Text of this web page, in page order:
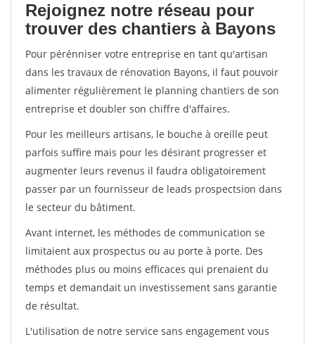
Rejoignez notre réseau pour
trouver des chantiers à Bayons
Pour pérénniser votre entreprise en tant qu'artisan
dans les travaux de rénovation Bayons, il faut pouvoir
alimenter régulièrement le planning chantiers de son
entreprise et doubler son chiffre d'affaires.
Pour les meilleurs artisans, le bouche à oreille peut
parfois suffire mais pour les désirant progresser et
augmenter leurs revenus il faudra obligatoirement
passer par un fournisseur de leads prospectsion dans
le secteur du bâtiment.
Avant internet, les méthodes de communication se
limitaient aux prospectus ou au porte à porte. Des
méthodes plus ou moins efficaces qui prenaient du
temps et demandait un investissement sans garantie
de résultat.
L'utilisation de notre service sans engagement vous